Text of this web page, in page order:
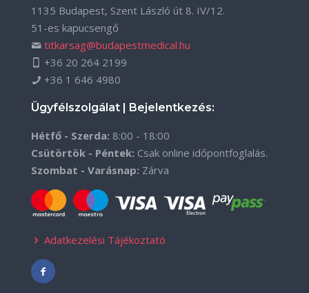
1135 Budapest, Szent László út 8. IV/12.
51-es kapucsengő
titkarsag@budapestmedical.hu
+36 20 264 2199
+36 1 646 4980
Ügyfélszolgálat | Bejelentkezés:
Hétfő - Szerda: 8:00 - 18:00
Csütörtök - Péntek: Csak online időpontfoglalás.
Szombat - Varásnap: Zárva
Adatkezelési Tájékoztató